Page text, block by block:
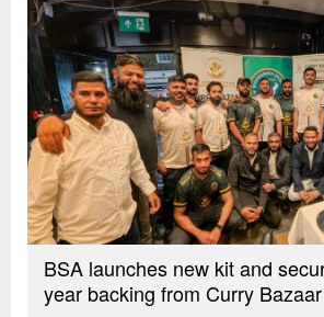
BSA launches new kit and
year backing from Curry